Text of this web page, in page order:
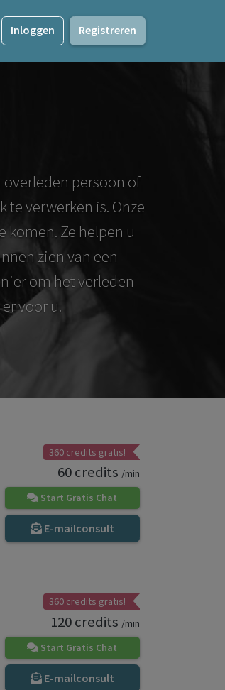
Inloggen Registreren
overleden persoon of
verwerken is. Onze
Ze helpen u
zien van een
om het verleden
voor u.
360 credits gratis!
60 credits /min
Start Gratis Chat
E-mailconsult
360 credits gratis!
120 credits /min
Start Gratis Chat
E-mailconsult